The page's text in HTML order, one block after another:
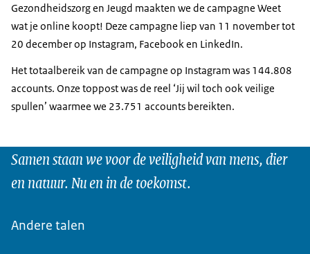
Gezondheidszorg en Jeugd maakten we de campagne Weet
wat je online koopt! Deze campagne liep van 11 november tot
20 december op Instagram, Facebook en LinkedIn.
Het totaalbereik van de campagne op Instagram was 144.808
accounts. Onze toppost was de reel ‘Jij wil toch ook veilige
spullen’ waarmee we 23.751 accounts bereikten.
Samen staan we voor de veiligheid van mens, dier
en natuur. Nu en in de toekomst.
Andere talen